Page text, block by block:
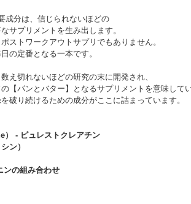
成分は、信じられないほどの
サプリメントを生み出します。
ストワークアウトサプリでもありません。
の定番となる一本です。
え切れないほどの研究の末に開発され、
【パンとバター】となるサプリメントを意味して
破り続けるための成分がここに詰まっています。
） - ピュレストクレアチン
ン）
ンの組み合わせ